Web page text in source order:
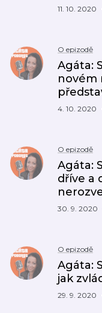
11. 10. 2020
O epizodě
Agáta:
novém
4. 10. 2020
O epizodě
Agáta:
dříve a
30. 9. 2020
O epizodě
Agáta:
jak
29. 9. 2020